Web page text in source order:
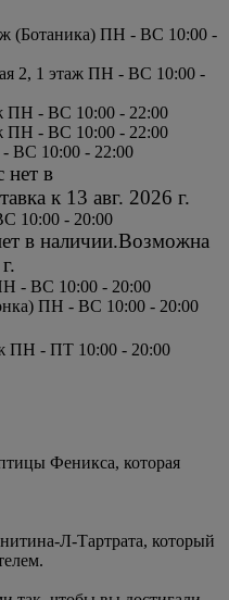
(Ботаника) ПН - ВС 10:00 -
2, 1 этаж ПН - ВС 10:00 -
ПН - ВС 10:00 - 22:00
ПН - ВС 10:00 - 22:00
ВС 10:00 - 22:00
нет в
к 13 авг. 2026 г.
10:00 - 20:00
в наличии.Возможна
- ВС 10:00 - 20:00
ПН - ВС 10:00 - 20:00
ПН - ПТ 10:00 - 20:00
Феникса, которая
Л-Тартрата, который